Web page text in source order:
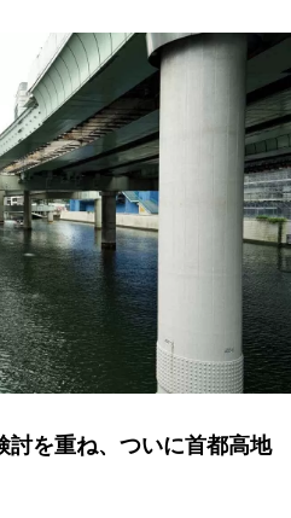
を重ね、ついに首都高地